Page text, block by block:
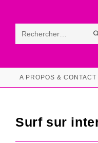
contentRechercher
ce
A PROPOS & CONTACT
Surf sur